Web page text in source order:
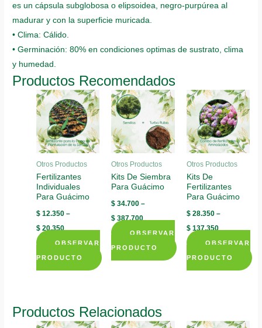
es un cápsula subglobosa o elipsoidea, negro-purpúrea al
madurar y con la superficie muricada.
• Clima: Cálido.
• Germinación: 80% en condiciones optimas de sustrato, clima
y humedad.
Productos Recomendados
Otros Productos
Fertilizantes
Individuales
Para Guácimo
$ 12.350 –
$ 20.350
OBSERVAR
PRODUCTO
This
multiple
Otros Productos
Kits De Siembra
Para Guácimo
$ 34.700 –
$ 387.700
OBSERVAR
PRODUCTO
This
multiple
variants.
Otros Productos
Kits De
Fertilizantes
Para Guácimo
$28.350–
$137.350
OBSERVAR
PRODUCTO
This
Productos Relacionados